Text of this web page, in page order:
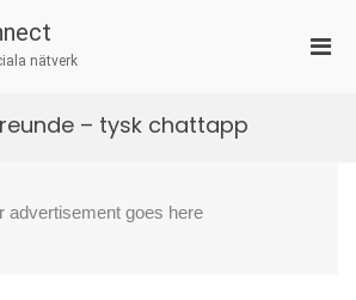
nätverk
– tysk chattapp